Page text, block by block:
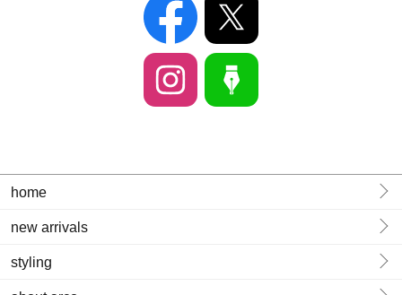
home
new arrivals
styling